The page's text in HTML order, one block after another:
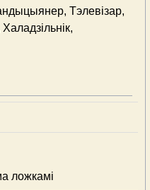
Тэлевізар,
ложкамі